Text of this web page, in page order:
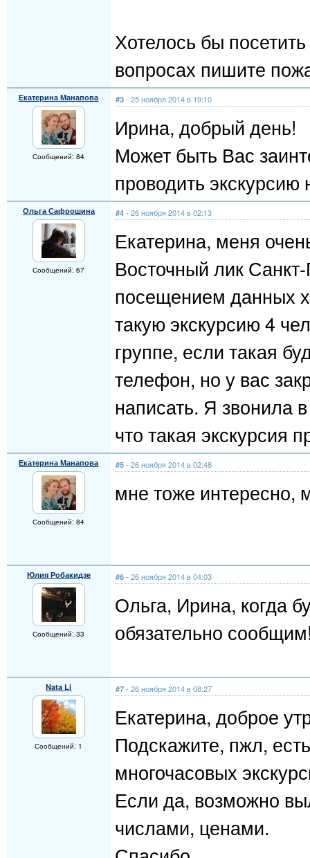
Хотелось бы
вопросах пишите
Екатерина Манапова
Сообщений: 84
#3 - 25 ноября 2014 в 19:10
Ирина, добрый день!
Может быть Вас
проводить
Ольга Сафрошина
Сообщений: 67
#4 - 26 ноября 2014 в 02:13
Екатерина, меня
Восточный лик
посещением данных
такую экскурсию 4
группе, если такая
телефон, но у вас
написать. Я звонила
что такая экскурсия
Екатерина Манапова
Сообщений: 84
#5 - 26 ноября 2014 в 02:48
мне тоже интересно,
Юлия Робакидзе
Сообщений: 33
#6 - 26 ноября 2014 в 04:03
Ольга, Ирина, когда
обязательно
Nata Li
Сообщений: 1
#7 - 26 ноября 2014 в 08:27
Екатерина, доброе
Подскажите, пжл,
многочасовых
Если да, возможно
числами, ценами.